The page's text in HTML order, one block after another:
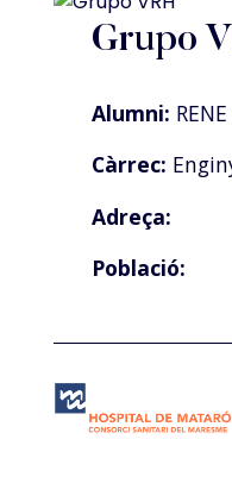
Grupo
Alumni:
Càrrec:
Adreça:
Població: